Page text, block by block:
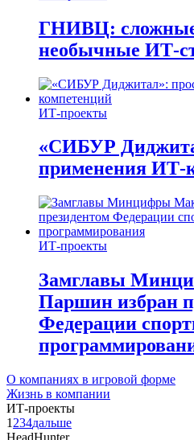
ГНИВЦ: сложные
необычные
ИТ-проекты
«СИБУР
применения ИТ-
ИТ-проекты
Замглавы
Паршин избран
Федерации
О компаниях в игровой форме
Жизнь в компании
ИТ-проекты
1 234дальше